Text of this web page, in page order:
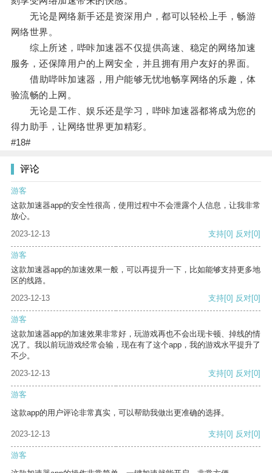
无论是网络新手还是资深用户，都可以轻松上手，畅游
网络世界。
综上所述，哔咔加速器不仅提供高速、稳定的网络加速
服务，还保障用户的上网安全，并且拥有用户友好的界面。
借助哔咔加速器，用户能够无忧地畅享网络的乐趣，体
验流畅的上网。
无论是工作、娱乐还是学习，哔咔加速器都将成为您的
得力助手，让网络世界更加精彩。
#18#
评论
游客
这款加速器app的安全性很高，使用过程中不会泄露个人信息，让我非常
放心。
2023-12-13
支持[0] 反对[0]
游客
这款加速器app的加速效果一般，可以再提升一下，比如能够支持更多地
区的线路。
2023-12-13
支持[0] 反对[0]
游客
这款加速器app的加速效果非常好，玩游戏再也不会出现卡顿、掉线的情
况了。我以前玩游戏经常会输，现在有了这个app，我的游戏水平提升了
不少。
2023-12-13
支持[0] 反对[0]
游客
这款app的用户评论非常真实，可以帮助我做出更准确的选择。
2023-12-13 支持[0] 反对[0]
游客